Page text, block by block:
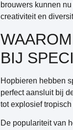
brouwers kunnen
creativiteit en
BIJ
Hopbieren hebben
perfect aansluit bij
tot explosief
De populariteit van